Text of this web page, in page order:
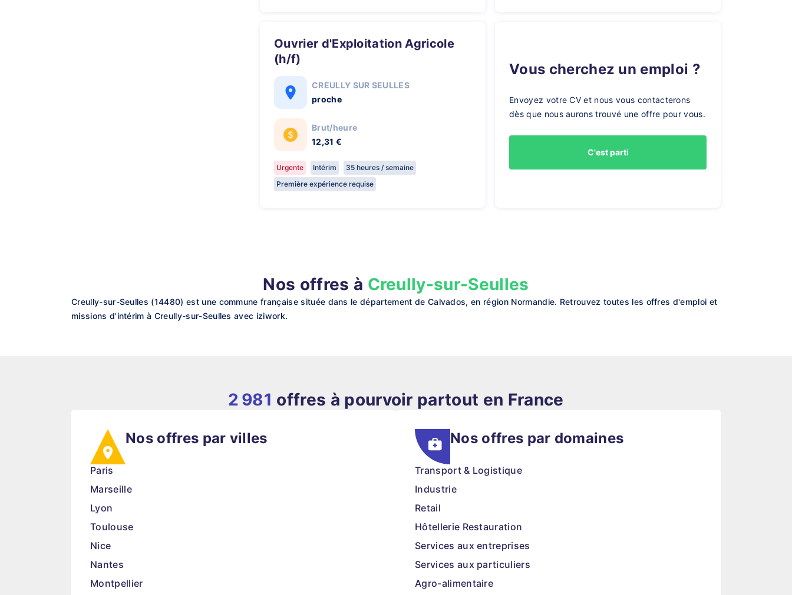
Ouvrier d'Exploitation Agricole
(h/f)
CREULLY SUR SEULLES
proche
Brut/heure
12,31 €
Urgente Intérim
35 heures / semaine
Première expérience requise
Vous cherchez un emploi ?
Envoyez votre CV et nous vous contacterons
dès que nous aurons trouvé une offre pour vous.
C'est parti
Nos offres à Creully-sur-Seulles
Creully-sur-Seulles (14480) est une commune française située dans le département de Calvados, en région Normandie. Retrouvez toutes les offres d'emploi et
missions d'intérim à Creully-sur-Seulles avec iziwork.
2 981 offres à pourvoir partout en France
Nos offres par villes
Paris
Marseille
Lyon
Toulouse
Nice
Nantes
Montpellier
Nos offres par domaines
Transport & Logistique
Industrie
Retail
Hôtellerie Restauration
Services aux entreprises
Services aux particuliers
Agro-alimentaire